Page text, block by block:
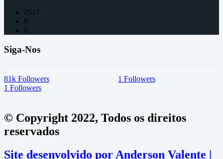
2517
0
0
Siga-Nos
81k Followers 1 Followers
1 Followers
© Copyright 2022, Todos os direitos
reservados
Site desenvolvido por Anderson Valente |